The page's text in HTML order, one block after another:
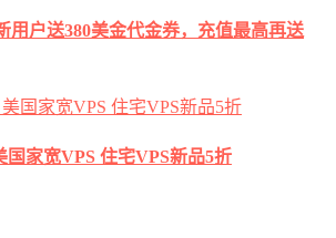
用户送380美金代金券，充值最高再送
国家宽VPS 住宅VPS新品5折